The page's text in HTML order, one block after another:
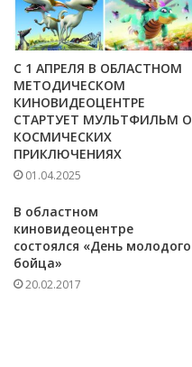
С 1 АПРЕЛЯ В ОБЛАСТНОМ
МЕТОДИЧЕСКОМ
КИНОВИДЕОЦЕНТРЕ
СТАРТУЕТ МУЛЬТФИЛЬМ О
КОСМИЧЕСКИХ
ПРИКЛЮЧЕНИЯХ
01.04.2025
В областном
киновидеоцентре
состоялся «День молодого
бойца»
20.02.2017